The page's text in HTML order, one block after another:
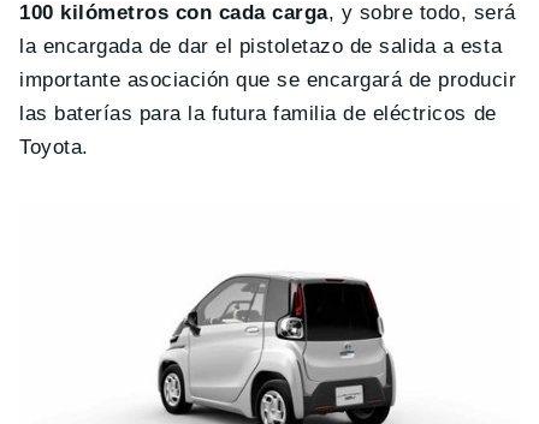
100 kilómetros con cada carga, y sobre todo, será
la encargada de dar el pistoletazo de salida a esta
importante asociación que se encargará de producir
las baterías para la futura familia de eléctricos de
Toyota.